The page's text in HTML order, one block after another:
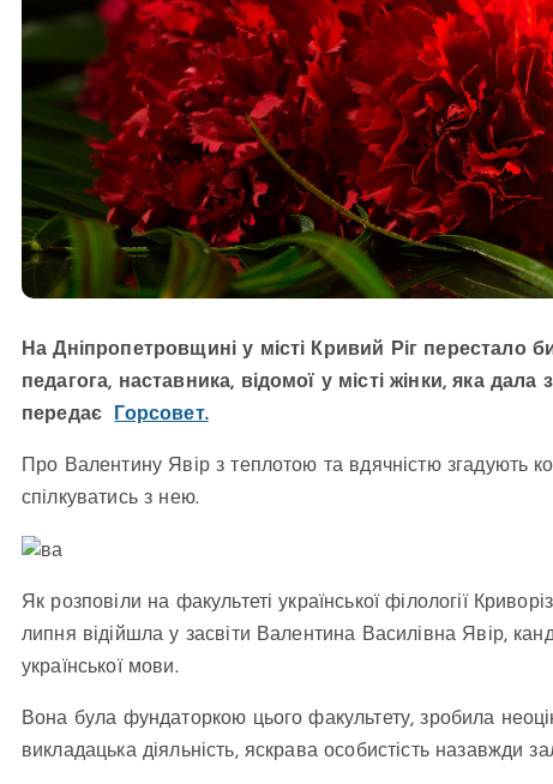
На Дніпропетровщині у місті Кривий Ріг перестало
педагога, наставника, відомої у місті жінки, яка
передає Горсовет.
Про Валентину Явір з теплотою та вдячністю згадують
спілкуватись з нею.
Як розповіли на факультеті української філології
липня відійшла у засвіти Валентина Василівна Явір,
української мови.
Вона була фундаторкою цього факультету, зробила
викладацька діяльність, яскрава особистість назавжди